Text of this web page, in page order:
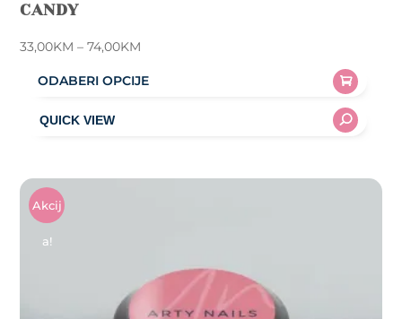
CANDY
33,00KM – 74,00KM
ODABERI OPCIJE
product
multiple
variants.
The
options
Akcij
A!